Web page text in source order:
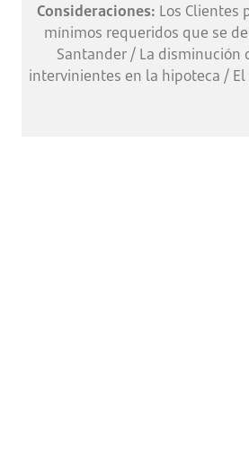
Consideraciones: Los Clientes
mínimos requeridos que se
Santander / La disminución
intervinientes en la hipoteca /